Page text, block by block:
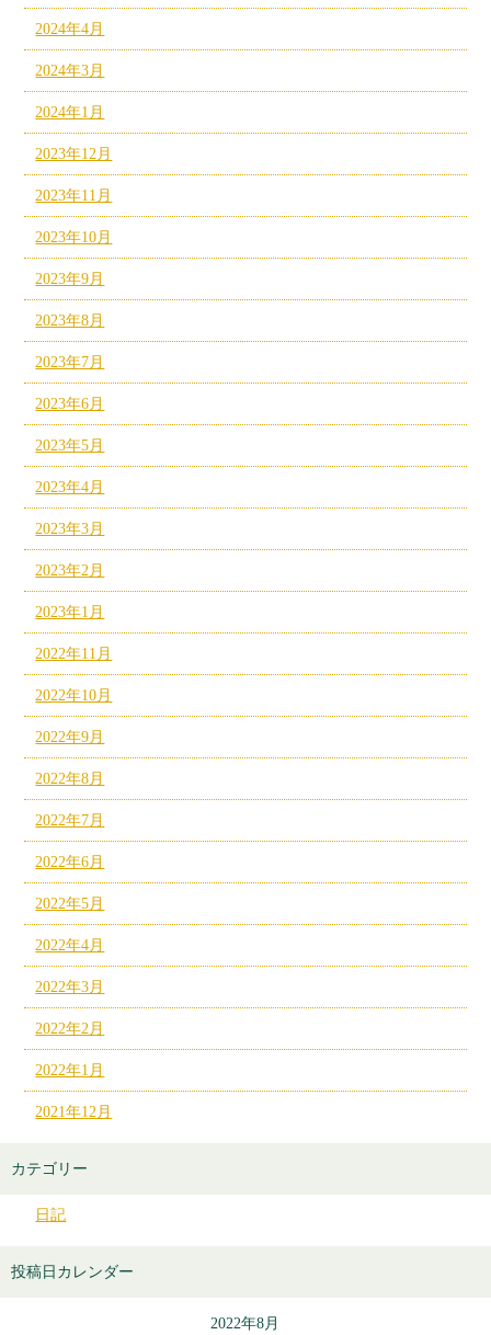
2024年4月
2024年3月
2024年1月
2023年12月
2023年11月
2023年10月
2023年9月
2023年8月
2023年7月
2023年6月
2023年5月
2023年4月
2023年3月
2023年2月
2023年1月
2022年11月
2022年10月
2022年9月
2022年8月
2022年7月
2022年6月
2022年5月
2022年4月
2022年3月
2022年2月
2022年1月
2021年12月
カテゴリー
日記
投稿日カレンダー
2022年8月